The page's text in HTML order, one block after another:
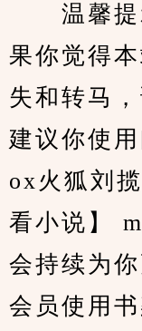
温馨提
果你觉得
失和转马
建议你使
ox火狐刘
看小说】
会持续为
会员使用